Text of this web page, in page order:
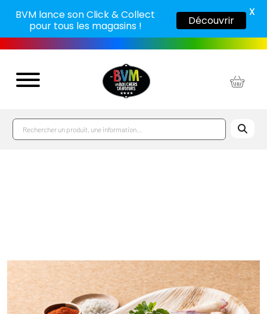
BVM lance son Click & Collect
pour tous les magasins !
Découvrir
X